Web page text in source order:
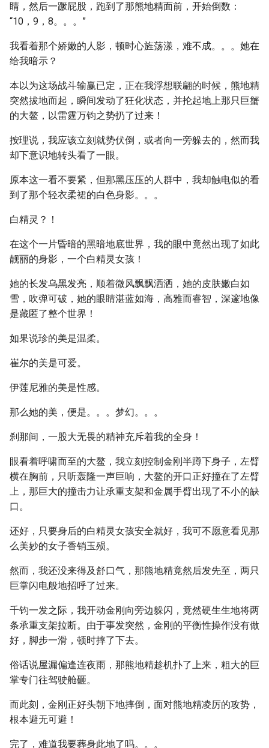
睛，然后一蹶屁股，跑到了那熊地精面前，开始倒数：
“10，9，8。。。”
我看着那个娇嫩的人影，顿时心旌荡漾，难不成。。。她在
给我暗示？
本以为这场战斗输赢已定，正在我浮想联翩的时候，熊地精
突然拔地而起，瞬间发动了狂化状态，并抡起地上那只巨蟹
的大鳌，以雷霆万钧之势扔了过来！
按理说，我应该立刻就势伏倒，或者向一旁躲去的，然而我
却下意识地转头看了一眼。
原本这一看不要紧，但那黑压压的人群中，我却触电似的看
到了那个轻衣柔裙的白色身影。。。
白精灵？！
在这个一片昏暗的黑暗地底世界，我的眼中竟然出现了如此
靓丽的身影，一个白精灵女孩！
她的长发乌黑发亮，顺着微风飘飘洒洒，她的皮肤嫩白如
雪，吹弹可破，她的眼睛湛蓝如海，高雅而睿智，深邃地像
是藏匿了整个世界！
如果说珍的美是温柔。
崔尔的美是可爱。
伊莲尼雅的美是性感。
那么她的美，便是。。。梦幻。。。
刹那间，一股大无畏的精神充斥着我的全身！
眼看着呼啸而至的大鳌，我立刻控制金刚半蹲下身子，左臂
横在胸前，只听轰隆一声巨响，大鳌的开口正好撞在了左臂
上，那巨大的撞击力让承重支架和金属手臂出现了不小的缺
口。
还好，只要身后的白精灵女孩安全就好，我可不愿意看见那
么美妙的女子香销玉殒。
然而，我还没来得及舒口气，那熊地精竟然后发先至，两只
巨掌闪电般地招呼了过来。
千钧一发之际，我开动金刚向旁边躲闪，竟然硬生生地将两
条承重支架拉断。由于事发突然，金刚的平衡性操作没有做
好，脚步一滑，顿时摔了下去。
俗话说屋漏偏逢连夜雨，那熊地精趁机扑了上来，粗大的巨
掌专门往驾驶舱砸。
而此刻，金刚正好头朝下地摔倒，面对熊地精凌厉的攻势，
根本避无可避！
完了，难道我要葬身此地了吗。。。